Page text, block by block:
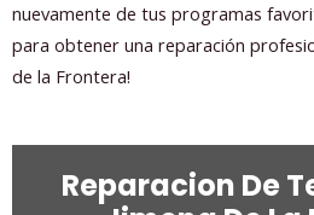
nuevamente de tus programas
para obtener una reparación
de la Frontera!
Reparacion De